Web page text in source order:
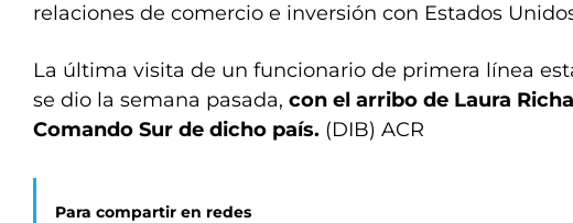
relaciones de comercio e inversión con Estados
La última visita de un funcionario de primera línea
se dio la semana pasada, con el arribo de Laura
Comando Sur de dicho país. (DIB) ACR
Para compartir en redes